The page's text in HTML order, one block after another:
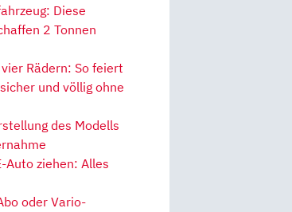
Diese
2 Tonnen
Rädern: So feiert
und völlig ohne
des Modells
Auto ziehen: Alles
oder Vario-